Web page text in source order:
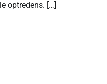
optredens. […]